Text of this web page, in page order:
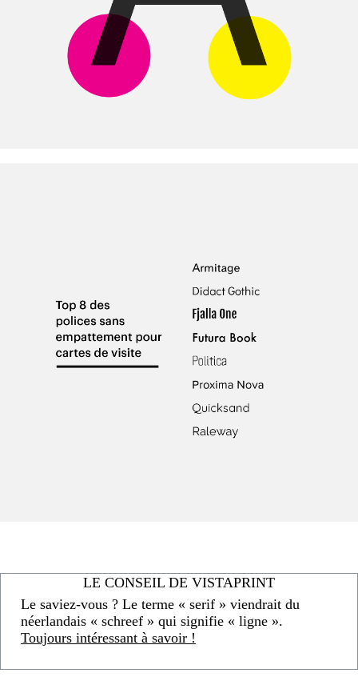
LE CONSEIL DE VISTAPRINT
Le saviez-vous ? Le terme « serif » viendrait du
néerlandais « schreef » qui signifie « ligne ».
Toujours intéressant à savoir !